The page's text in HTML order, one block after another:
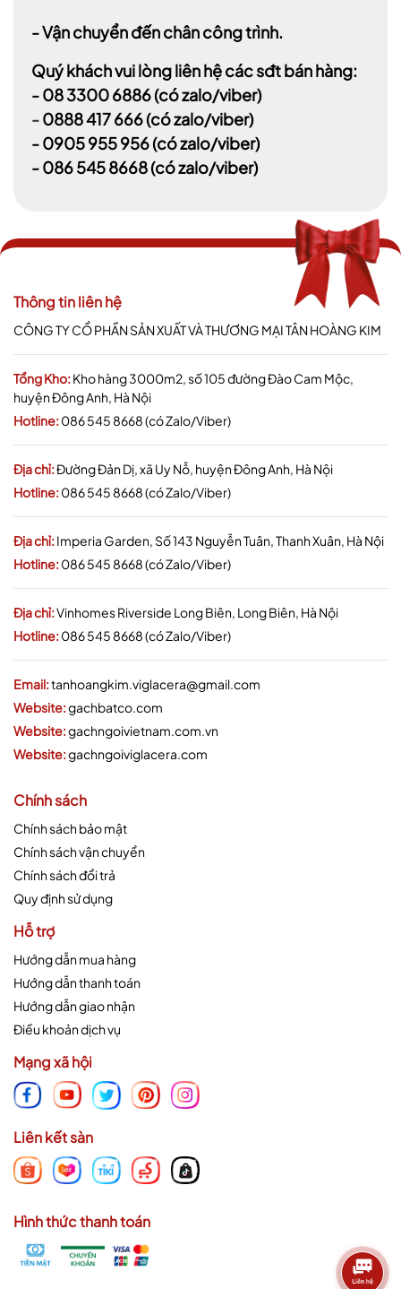
- Vận chuyển đến chân công trình.
Quý khách vui lòng liên hệ các sđt bán hàng:
-08 3300 6886(có zalo/viber)
-0888 417 666(có zalo/viber)
-0905 955 956(có zalo/viber)
- 086 545 8668(có zalo/viber)
Thông tin liên hệ
CÔNG TY CỔ PHẦN SẢN XUẤT VÀ THƯƠNG MẠI TÂN HOÀNG KIM
Tổng Kho:Kho hàng 3000m2, số 105 đường Đào Cam Mộc,
huyện Đông Anh, Hà Nội
Hotline:086 545 8668 (có Zalo/Viber)
Địa chỉ:Đường Đản Dị, xã Uy Nỗ, huyện Đông Anh, Hà Nội
Hotline:086 545 8668 (có Zalo/Viber)
Địa chỉ:Imperia Garden, Số 143 Nguyễn Tuân, Thanh Xuân, Hà Nội
Hotline:086 545 8668 (có Zalo/Viber)
Địa chỉ:Vinhomes Riverside Long Biên, Long Biên, Hà Nội
Hotline:086 545 8668 (có Zalo/Viber)
Email:tanhoangkim.viglacera@gmail.com
Website:gachbatco.com
Website:gachngoivietnam.com.vn
Website:gachngoiviglacera.com
Chính sách
Chính sách bảo mật
Chính sách vận chuyển
Chính sách đổi trả
Quy định sử dụng
Hỗ trợ
Hướng dẫn mua hàng
Hướng dẫn thanh toán
Hướng dẫn giao nhận
Điều khoản dịch vụ
Mạng xã hội
Liên kết sàn
Hình thức thanh toán